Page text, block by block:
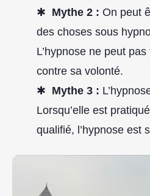
Mythe 2 : On peut
des choses sous
L’hypnose ne peut
contre sa volonté.
Mythe 3 :
Lorsqu’elle est
qualifié, l’hypnose est